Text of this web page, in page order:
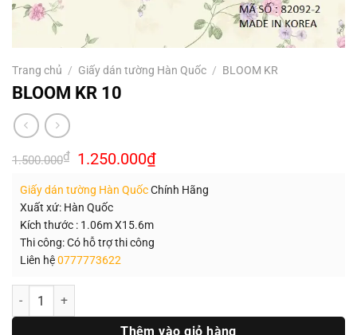
Trang chủ / Giấy dán tường Hàn Quốc / BLOOM KR
BLOOM KR 10
1.500.000₫ Giá
gốc
1.500.000₫.
1.250.000₫Giá
hiện
là:
Giấy dán tường Hàn QuốcChính Hãng
Xuất xứ: Hàn Quốc
Kích thước : 1.06m X15.6m
Thi công: Có hỗ trợ thi công
Liên hệ0777773622
Số lượng
Thêm vào giỏ hàng